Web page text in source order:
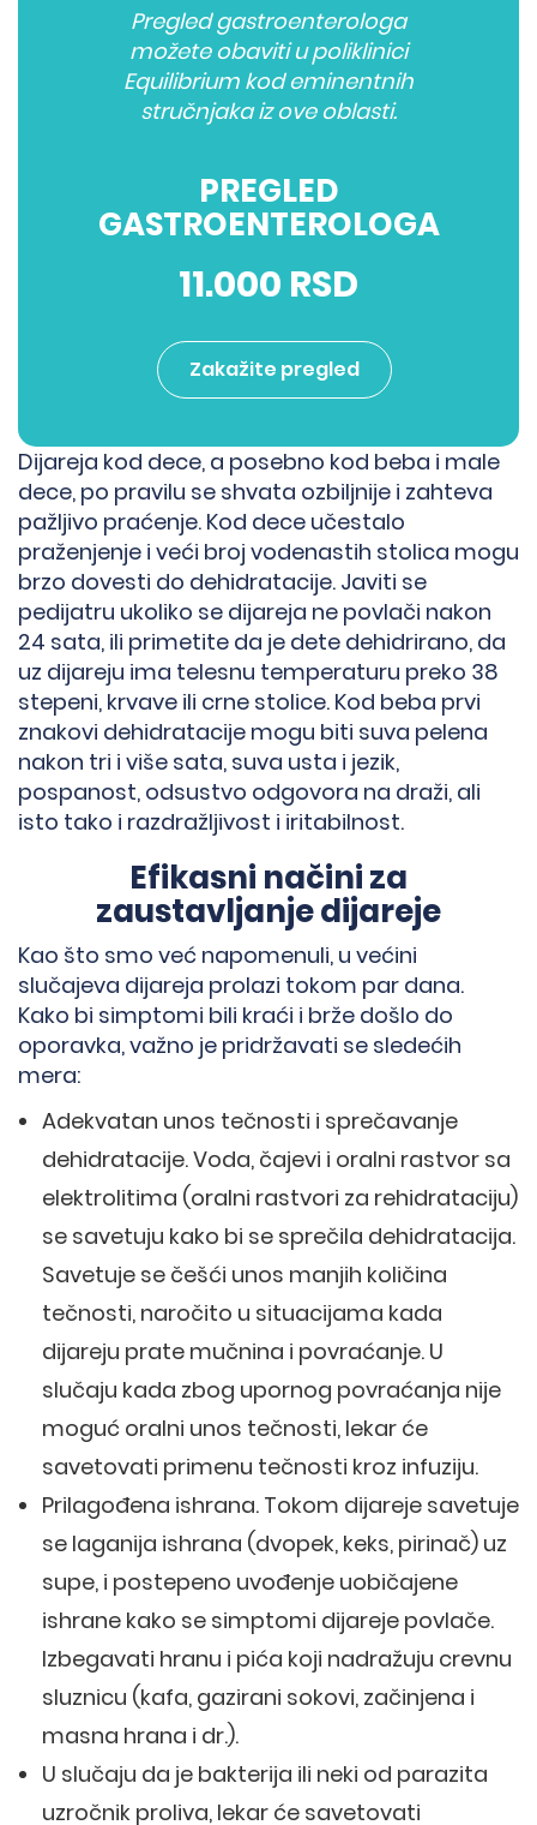
Pregled gastroenterologa
možete obaviti u poliklinici
Equilibrium kod eminentnih
stručnjaka iz ove oblasti.
PREGLED
GASTROENTEROLOGA
11.000 RSD
Zakažite pregled
Dijareja kod dece, a posebno kod beba i male
dece, po pravilu se shvata ozbiljnije i zahteva
pažljivo praćenje. Kod dece učestalo
praženjenje i veći broj vodenastih stolica mogu
brzo dovesti do dehidratacije. Javiti se
pedijatru ukoliko se dijareja ne povlači nakon
24 sata, ili primetite da je dete dehidrirano, da
uz dijareju ima telesnu temperaturu preko 38
stepeni, krvave ili crne stolice. Kod beba prvi
znakovi dehidratacije mogu biti suva pelena
nakon tri i više sata, suva usta i jezik,
pospanost, odsustvo odgovora na draži, ali
isto tako i razdražljivost i iritabilnost.
Efikasni načini za
zaustavljanje dijareje
Kao što smo već napomenuli, u većini
slučajeva dijareja prolazi tokom par dana.
Kako bi simptomi bili kraći i brže došlo do
oporavka, važno je pridržavati se sledećih
mera:
Adekvatan unos tečnosti i sprečavanje
dehidratacije. Voda, čajevi i oralni rastvor sa
elektrolitima (oralni rastvori za rehidrataciju)
se savetuju kako bi se sprečila dehidratacija.
Savetuje se češći unos manjih količina
tečnosti, naročito u situacijama kada
dijareju prate mučnina i povraćanje. U
slučaju kada zbog upornog povraćanja nije
moguć oralni unos tečnosti, lekar će
savetovati primenu tečnosti kroz infuziju.
Prilagođena ishrana. Tokom dijareje savetuje
se laganija ishrana (dvopek, keks, pirinač) uz
supe, i postepeno uvođenje uobičajene
ishrane kako se simptomi dijareje povlače.
Izbegavati hranu i pića koji nadražuju crevnu
sluznicu (kafa, gazirani sokovi, začinjena i
masna hrana i dr.).
U slučaju da je bakterija ili neki od parazita
uzročnik proliva, lekar će savetovati